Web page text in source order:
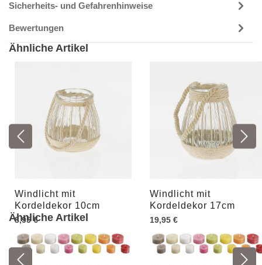
Sicherheits- und Gefahrenhinweise
Bewertungen
Ähnliche Artikel
Windlicht mit
Kordeldekor 10cm
8,95 €
Windlicht mit
Kordeldekor 17cm
19,95 €
Ähnliche Artikel